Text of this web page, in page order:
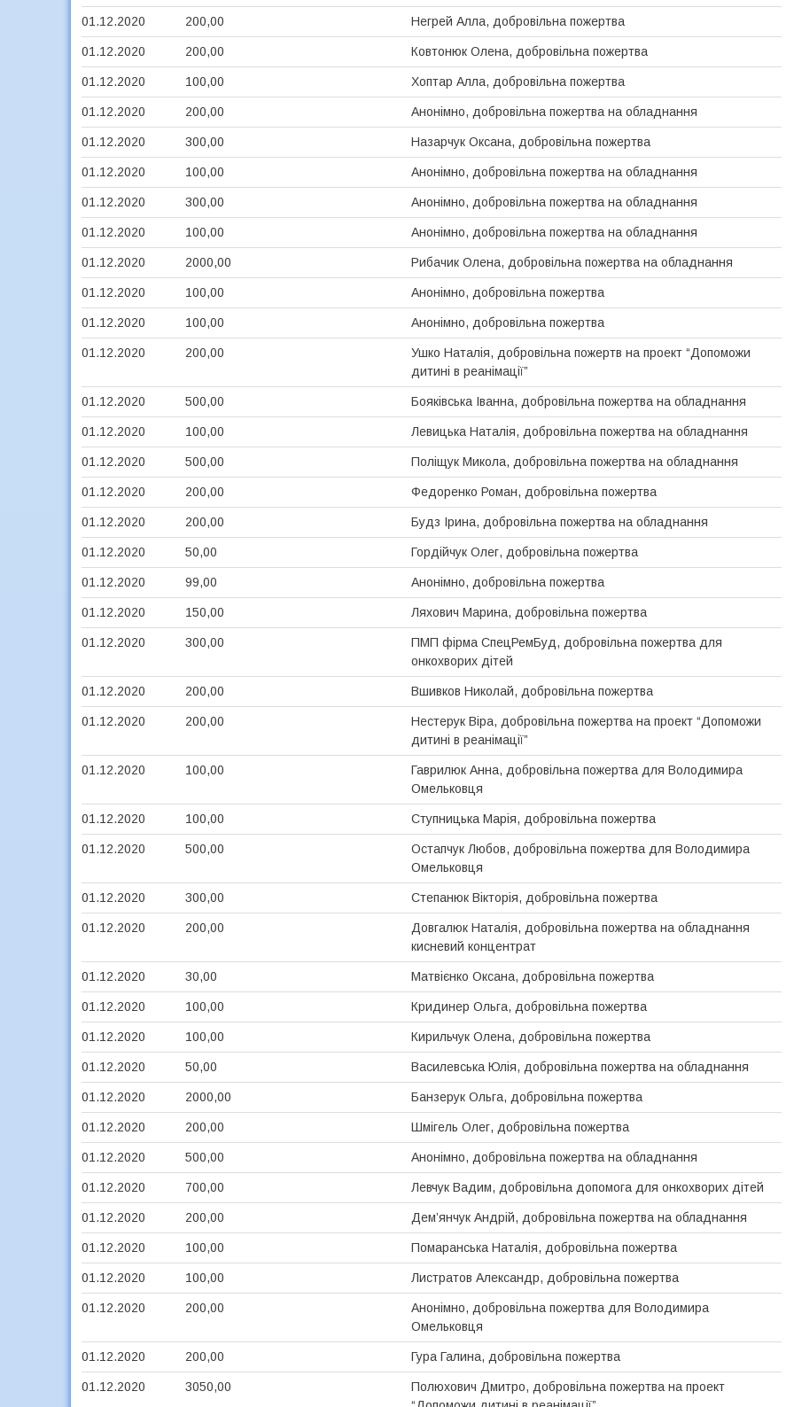
01.12.2020 200,00 Негрей Алла, добровільна пожертва
01.12.2020 200,00 Ковтонюк Олена, добровільна пожертва
01.12.2020 100,00 Хоптар Алла, добровільна пожертва
01.12.2020 200,00 Анонімно, добровiльна пожертва на обладнання
01.12.2020 300,00 Назарчук Оксана, добровільна пожертва
01.12.2020 100,00 Анонімно, добровiльна пожертва на обладнання
01.12.2020 300,00 Анонімно, добровiльна пожертва на обладнання
01.12.2020 100,00 Анонімно, добровiльна пожертва на обладнання
01.12.2020 2000,00 Рибачик Олена, добровільна пожертва на обладнання
01.12.2020 100,00 Анонімно, добровільна пожертва
01.12.2020 100,00 Анонімно, добровільна пожертва
01.12.2020 200,00
Ушко Наталія, добровiльна пожертв на проект “Допоможи
дитинi в реанiмацiї”
01.12.2020 500,00 Бояківська Іванна, добровiльна пожертва на обладнання
01.12.2020 100,00 Левицька Наталiя, добровільна пожертва на обладнання
01.12.2020 500,00 Поліщук Микола, добровiльна пожертва на обладнання
01.12.2020 200,00 Федоренко Роман, добровільна пожертва
01.12.2020 200,00 Будз Ірина, добровiльна пожертва на обладнання
01.12.2020 50,00 Гордiйчук Олег, добровільна пожертва
01.12.2020 99,00 Анонімно, добровільна пожертва
01.12.2020 150,00 Ляхович Марина, добровільна пожертва
01.12.2020 300,00
ПМП фірма СпецРемБуд, добровiльна пожертва для
онкохворих дiтей
01.12.2020 200,00 Вшивков Николай, добровільна пожертва
01.12.2020 200,00
Нестерук Віра, добровiльна пожертва на проект “Допоможи
дитинi в реанiмацiї”
01.12.2020 100,00
Гаврилюк Анна, добровільна пожертва для Володимира
Омельковця
01.12.2020 100,00 Ступницька Марiя, добровільна пожертва
01.12.2020 500,00
Остапчук Любов, добровiльна пожертва для Володимира
Омельковця
01.12.2020 300,00 Степанюк Вiкторiя, добровільна пожертва
01.12.2020 200,00
Довгалюк Наталія, добровiльна пожертва на обладнання
кисневий концентрат
01.12.2020 30,00 Матвiєнко Оксана, добровільна пожертва
01.12.2020 100,00 Кридинер Ольга, добровільна пожертва
01.12.2020 100,00 Кирильчук Олена, добровільна пожертва
01.12.2020 50,00 Василевська Юлiя, добровільна пожертва на обладнання
01.12.2020 2000,00 Банзерук Ольга, добровільна пожертва
01.12.2020 200,00 Шмiгель Олег, добровільна пожертва
01.12.2020 500,00 Анонімно, добровiльна пожертва на обладнання
01.12.2020 700,00 Левчук Вадим, добровiльна допомога для онкохворих дiтей
01.12.2020 200,00 Дем’янчук Андрiй, добровільна пожертва на обладнання
01.12.2020 100,00 Помаранська Наталiя, добровільна пожертва
01.12.2020 100,00 Листратов Александр, добровільна пожертва
01.12.2020 200,00
Анонімно, добровільна пожертва для Володимира
Омельковця
01.12.2020 200,00 Гура Галина, добровільна пожертва
01.12.2020 3050,00
Полюхович Дмитро, добровiльна пожертва на проект